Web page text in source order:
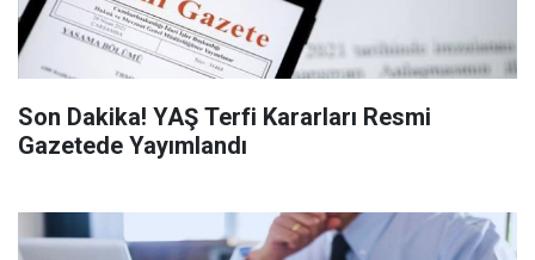
Son Dakika! YAŞ Terfi Kararları Resmi
Gazetede Yayımlandı